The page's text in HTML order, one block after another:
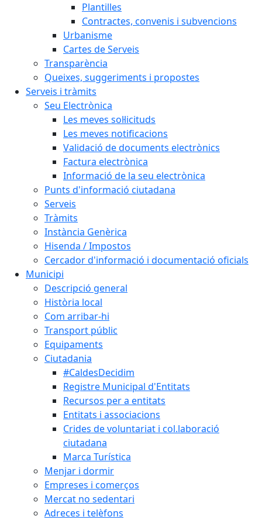
Plantilles
Contractes, convenis i subvencions
Urbanisme
Cartes de Serveis
Transparència
Queixes, suggeriments i propostes
Serveis i tràmits
Seu Electrònica
Les meves sol·licituds
Les meves notificacions
Validació de documents electrònics
Factura electrònica
Informació de la seu electrònica
Punts d'informació ciutadana
Serveis
Tràmits
Instància Genèrica
Hisenda / Impostos
Cercador d'informació i documentació oficials
Municipi
Descripció general
Història local
Com arribar-hi
Transport públic
Equipaments
Ciutadania
#CaldesDecidim
Registre Municipal d'Entitats
Recursos per a entitats
Entitats i associacions
Crides de voluntariat i col.laboració
ciutadana
Marca Turística
Menjar i dormir
Empreses i comerços
Mercat no sedentari
Adreces i telèfons